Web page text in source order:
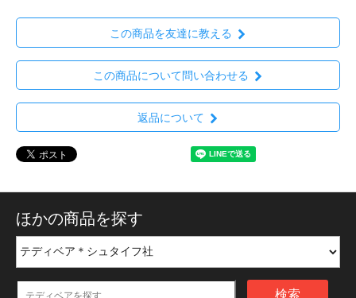
この商品を友達に教える
この商品について問い合わせる
返品について
ほかの商品を探す
検索